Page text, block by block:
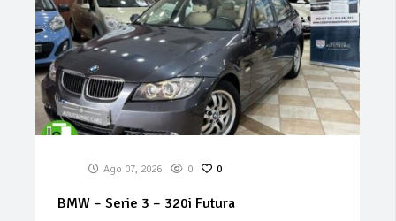
Ago 07, 2026 0 0
RENAULT – Koleos – Dynamique 2.0 dCi